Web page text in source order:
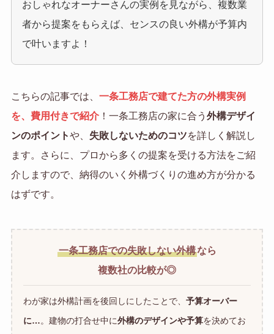
おしゃれなオーナーさんの実例を見ながら、複数業
者から提案をもらえば、センスの良い外構が予算内
で叶いますよ！
こちらの記事では、 一条工務店で建てた方の外構実例
を、費用付きで紹介！一条工務店の家に合う 外構デザイ
ンのポイントや、 失敗しないためのコツを詳しく解説し
ます。さらに、プロから多くの提案を受ける方法をご紹
介しますので、納得のいく外構づくりの進め方が分かる
はずです。
一条工務店での失敗しない外構なら
複数社の比較が◎
わが家は外構計画を後回しにしたことで、 予算オーバー
に…。建物の打合せ中に外構のデザインや予算を決めてお